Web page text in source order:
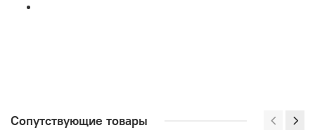
Сопутствующие товары